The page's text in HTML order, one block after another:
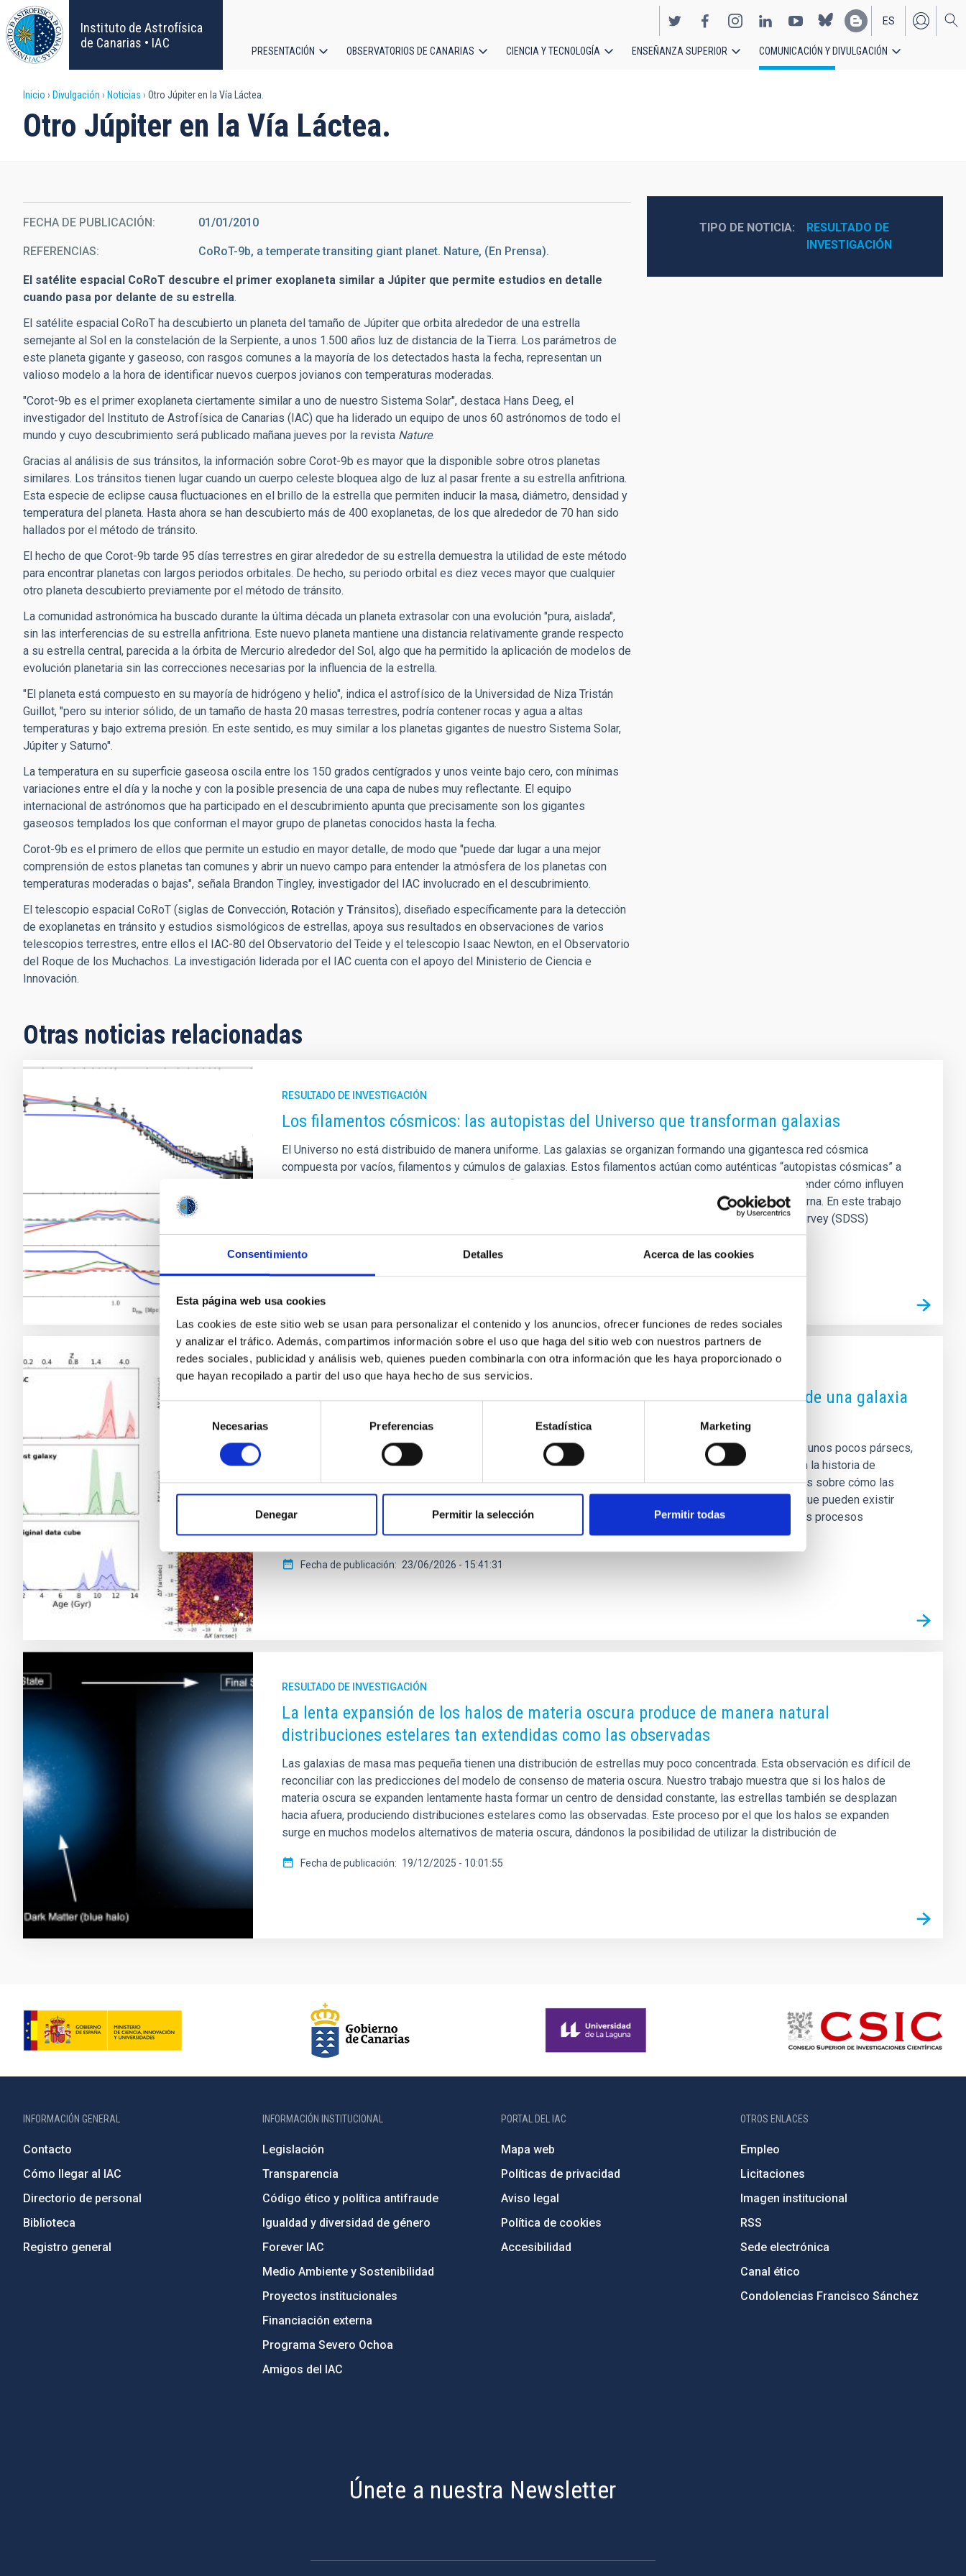
Consentimiento Detalles Acerca de las cookies
Esta página web usa cookies
Las cookies de este sitio web se usan para personalizar el contenido y los anuncios, ofrecer funciones de redes sociales
y analizar el tráfico. Además, compartimos información sobre el uso que haga del sitio web con nuestros partners de
redes sociales, publicidad y análisis web, quienes pueden combinarla con otra información que les haya proporcionado o
que hayan recopilado a partir del uso que haya hecho de sus servicios.
Selección
consentimiento
Necesarias Preferencias Estadística Marketing
Denegar Permitir la selección Permitir todas
Pasar
al
contenido
principal
Instituto de Astrofísica
de Canarias • IAC
EN
ES
principal
PRESENTACIÓN OBSERVATORIOS DE CANARIAS CIENCIA Y TECNOLOGÍA ENSEÑANZA SUPERIOR COMUNICACIÓN Y DIVULGACIÓN
Sobrescribir
enlaces
ayuda
a
la
navegación
Inicio Divulgación Noticias Otro Júpiter en la Vía Láctea.
Otro Júpiter en la Vía Láctea.
FECHA DE PUBLICACIÓN 01/01/2010
REFERENCIAS CoRoT-9b, a temperate transiting giant planet. Nature, (En Prensa).
El satélite espacial CoRoT descubre el primer exoplaneta similar a Júpiter que permite estudios en detalle
cuando pasa por delante de su estrella.
El satélite espacial CoRoT ha descubierto un planeta del tamaño de Júpiter que orbita alrededor de una estrella
semejante al Sol en la constelación de la Serpiente, a unos 1.500 años luz de distancia de la Tierra. Los parámetros de
este planeta gigante y gaseoso, con rasgos comunes a la mayoría de los detectados hasta la fecha, representan un
valioso modelo a la hora de identificar nuevos cuerpos jovianos con temperaturas moderadas.
"Corot-9b es el primer exoplaneta ciertamente similar a uno de nuestro Sistema Solar", destaca Hans Deeg, el
investigador del Instituto de Astrofísica de Canarias (IAC) que ha liderado un equipo de unos 60 astrónomos de todo el
mundo y cuyo descubrimiento será publicado mañana jueves por la revista Nature.
Gracias al análisis de sus tránsitos, la información sobre Corot-9b es mayor que la disponible sobre otros planetas
similares. Los tránsitos tienen lugar cuando un cuerpo celeste bloquea algo de luz al pasar frente a su estrella anfitriona.
Esta especie de eclipse causa fluctuaciones en el brillo de la estrella que permiten inducir la masa, diámetro, densidad y
temperatura del planeta. Hasta ahora se han descubierto más de 400 exoplanetas, de los que alrededor de 70 han sido
hallados por el método de tránsito.
El hecho de que Corot-9b tarde 95 días terrestres en girar alrededor de su estrella demuestra la utilidad de este método
para encontrar planetas con largos periodos orbitales. De hecho, su periodo orbital es diez veces mayor que cualquier
otro planeta descubierto previamente por el método de tránsito.
La comunidad astronómica ha buscado durante la última década un planeta extrasolar con una evolución "pura, aislada",
sin las interferencias de su estrella anfitriona. Este nuevo planeta mantiene una distancia relativamente grande respecto
a su estrella central, parecida a la órbita de Mercurio alrededor del Sol, algo que ha permitido la aplicación de modelos de
evolución planetaria sin las correcciones necesarias por la influencia de la estrella.
"El planeta está compuesto en su mayoría de hidrógeno y helio", indica el astrofísico de la Universidad de Niza Tristán
Guillot, "pero su interior sólido, de un tamaño de hasta 20 masas terrestres, podría contener rocas y agua a altas
temperaturas y bajo extrema presión. En este sentido, es muy similar a los planetas gigantes de nuestro Sistema Solar,
Júpiter y Saturno".
La temperatura en su superficie gaseosa oscila entre los 150 grados centígrados y unos veinte bajo cero, con mínimas
variaciones entre el día y la noche y con la posible presencia de una capa de nubes muy reflectante. El equipo
internacional de astrónomos que ha participado en el descubrimiento apunta que precisamente son los gigantes
gaseosos templados los que conforman el mayor grupo de planetas conocidos hasta la fecha.
Corot-9b es el primero de ellos que permite un estudio en mayor detalle, de modo que "puede dar lugar a una mejor
comprensión de estos planetas tan comunes y abrir un nuevo campo para entender la atmósfera de los planetas con
temperaturas moderadas o bajas", señala Brandon Tingley, investigador del IAC involucrado en el descubrimiento.
El telescopio espacial CoRoT (siglas de Convección, Rotación y Tránsitos), diseñado específicamente para la detección
de exoplanetas en tránsito y estudios sismológicos de estrellas, apoya sus resultados en observaciones de varios
telescopios terrestres, entre ellos el IAC-80 del Observatorio del Teide y el telescopio Isaac Newton, en el Observatorio
del Roque de los Muchachos. La investigación liderada por el IAC cuenta con el apoyo del Ministerio de Ciencia e
Innovación.
TIPO DE NOTICIA
RESULTADO DE
INVESTIGACIÓN
Otras noticias relacionadas
RESULTADO DE INVESTIGACIÓN
Los filamentos cósmicos: las autopistas del Universo que transforman galaxias
El Universo no está distribuido de manera uniforme. Las galaxias se organizan formando una gigantesca red cósmica
compuesta por vacíos, filamentos y cúmulos de galaxias. Estos filamentos actúan como auténticas “autopistas cósmicas” a
través de las cuales la materia y las galaxias fluyen hacia las regiones más densas del Universo. Comprender cómo influyen
estas estructuras en la evolución de las galaxias es uno de los grandes objetivos de la astrofísica moderna. En este trabajo
analizamos, utilizando cientos de miles de galaxias observadas por el cartografiado Sloan Digital Sky Survey (SDSS)
12/05/2026 - 15:57:44
RESULTADO DE INVESTIGACIÓN
Un cúmulo estelar nuclear preserva el registro fósil de los primeros pasos de una galaxia
en formación estelar
Los cúmulos estelares nucleares son sistemas estelares densos y compactos, con tamaños de apenas unos pocos pársecs,
situados en el centro de muchas galaxias. Se cree que su formación está estrechamente relacionada con la historia de
ensamblaje de sus galaxias anfitrionas, y los astrónomos consideran que contienen pistas fundamentales sobre cómo las
galaxias se formaron y evolucionaron a lo largo de la historia del Universo. Estudios recientes sugieren que pueden existir
diferentes mecanismos de formación de estos cúmulos en galaxias de tipo temprano y tardío, aunque los procesos
dominantes
Fecha de publicación 23/06/2026 - 15:41:31
RESULTADO DE INVESTIGACIÓN
La lenta expansión de los halos de materia oscura produce de manera natural
distribuciones estelares tan extendidas como las observadas
Las galaxias de masa mas pequeña tienen una distribución de estrellas muy poco concentrada. Esta observación es difícil de
reconciliar con las predicciones del modelo de consenso de materia oscura. Nuestro trabajo muestra que si los halos de
materia oscura se expanden lentamente hasta formar un centro de densidad constante, las estrellas también se desplazan
hacia afuera, produciendo distribuciones estelares como las observadas. Este proceso por el que los halos se expanden
surge en muchos modelos alternativos de materia oscura, dándonos la posibilidad de utilizar la distribución de
Fecha de publicación 19/12/2025 - 10:01:55
INFORMACIÓN GENERAL
Contacto
Cómo llegar al IAC
Directorio de personal
Biblioteca
Registro general
INFORMACIÓN INSTITUCIONAL
Legislación
Transparencia
Código ético y política antifraude
Igualdad y diversidad de género
Forever IAC
Medio Ambiente y Sostenibilidad
Proyectos institucionales
Financiación externa
Programa Severo Ochoa
Amigos del IAC
PORTAL DEL IAC
Mapa web
Políticas de privacidad
Aviso legal
Política de cookies
Accesibilidad
OTROS ENLACES
Empleo
Licitaciones
Imagen institucional
RSS
Sede electrónica
Canal ético
Condolencias Francisco Sánchez
Únete a nuestra Newsletter